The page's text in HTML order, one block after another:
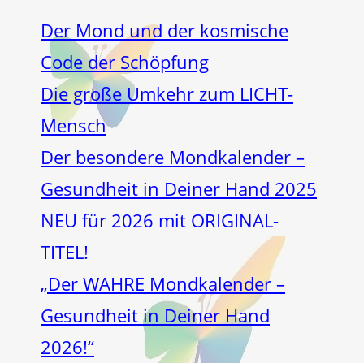
Der Mond und der kosmische
Code der Schöpfung
Die große Umkehr zum LICHT-
Mensch
Der besondere Mondkalender –
Gesundheit in Deiner Hand 2025
NEU für 2026 mit ORIGINAL-
TITEL!
„Der WAHRE Mondkalender –
Gesundheit in Deiner Hand
2026!“